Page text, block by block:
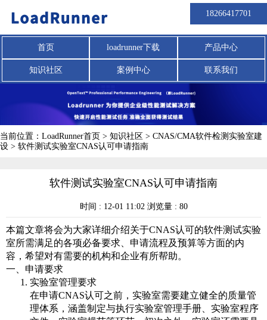
18266417701
首页 loadrunner下载 产品中心
知识社区 案例中心 联系我们
当前位置： LoadRunner首页 > 知识社区 > CNAS/CMA软件检测实验室建
设 > 软件测试实验室CNAS认可申请指南
软件测试实验室CNAS认可申请指南
时间 : 12-01 11:02 浏览量 : 80
本篇文章将会为大家详细介绍关于CNAS认可的软件测试实验
室所需满足的各项必备要求、申请流程及预算等方面的内
容，希望对有需要的机构和企业有所帮助。
一、申请要求
实验室管理要求
在申请CNAS认可之前，实验室需要建立健全的质量管
理体系，涵盖制定与执行实验室管理手册、实验室程序